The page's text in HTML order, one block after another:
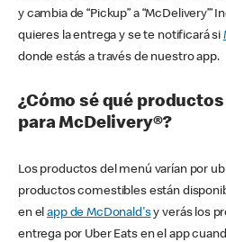
y cambia de “Pickup” a “McDelivery’”
quieres la entrega y se te notificará si
donde estás a través de nuestro app.
¿Cómo sé qué
para McDelivery®?
Los productos del menú varían por
productos comestibles están
en elapp de McDonald'sy verás los
entrega por Uber Eats en el app